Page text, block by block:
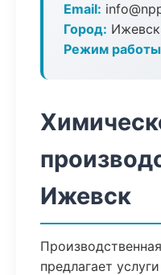
Email:
Город: Ижевск
Режим
Ижевск
предлагает